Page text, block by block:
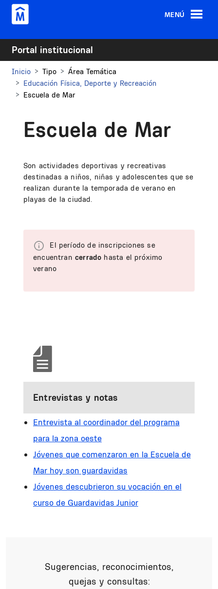
Pasar al contenido principal
MENÚ
Portal institucional
Inicio Tipo
Área Temática
Educación Física, Deporte y Recreación
Escuela de Mar
Escuela de Mar
Son actividades deportivas y recreativas
destinadas a niños, niñas y adolescentes que se
realizan durante la temporada de verano en
playas de la ciudad.
El período de inscripciones se
encuentran cerrado hasta el próximo
verano
Entrevistas y notas
Entrevista al coordinador del programa
para la zona oeste
Jóvenes que comenzaron en la Escuela de
Mar hoy son guardavidas
Jóvenes descubrieron su vocación en el
curso de Guardavidas Junior
Sugerencias, reconocimientos,
quejas y consultas: